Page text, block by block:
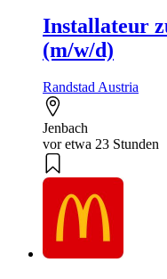
Installateur
(m/w/d)
Randstad Austria
Jenbach
vor etwa 23 Stunden